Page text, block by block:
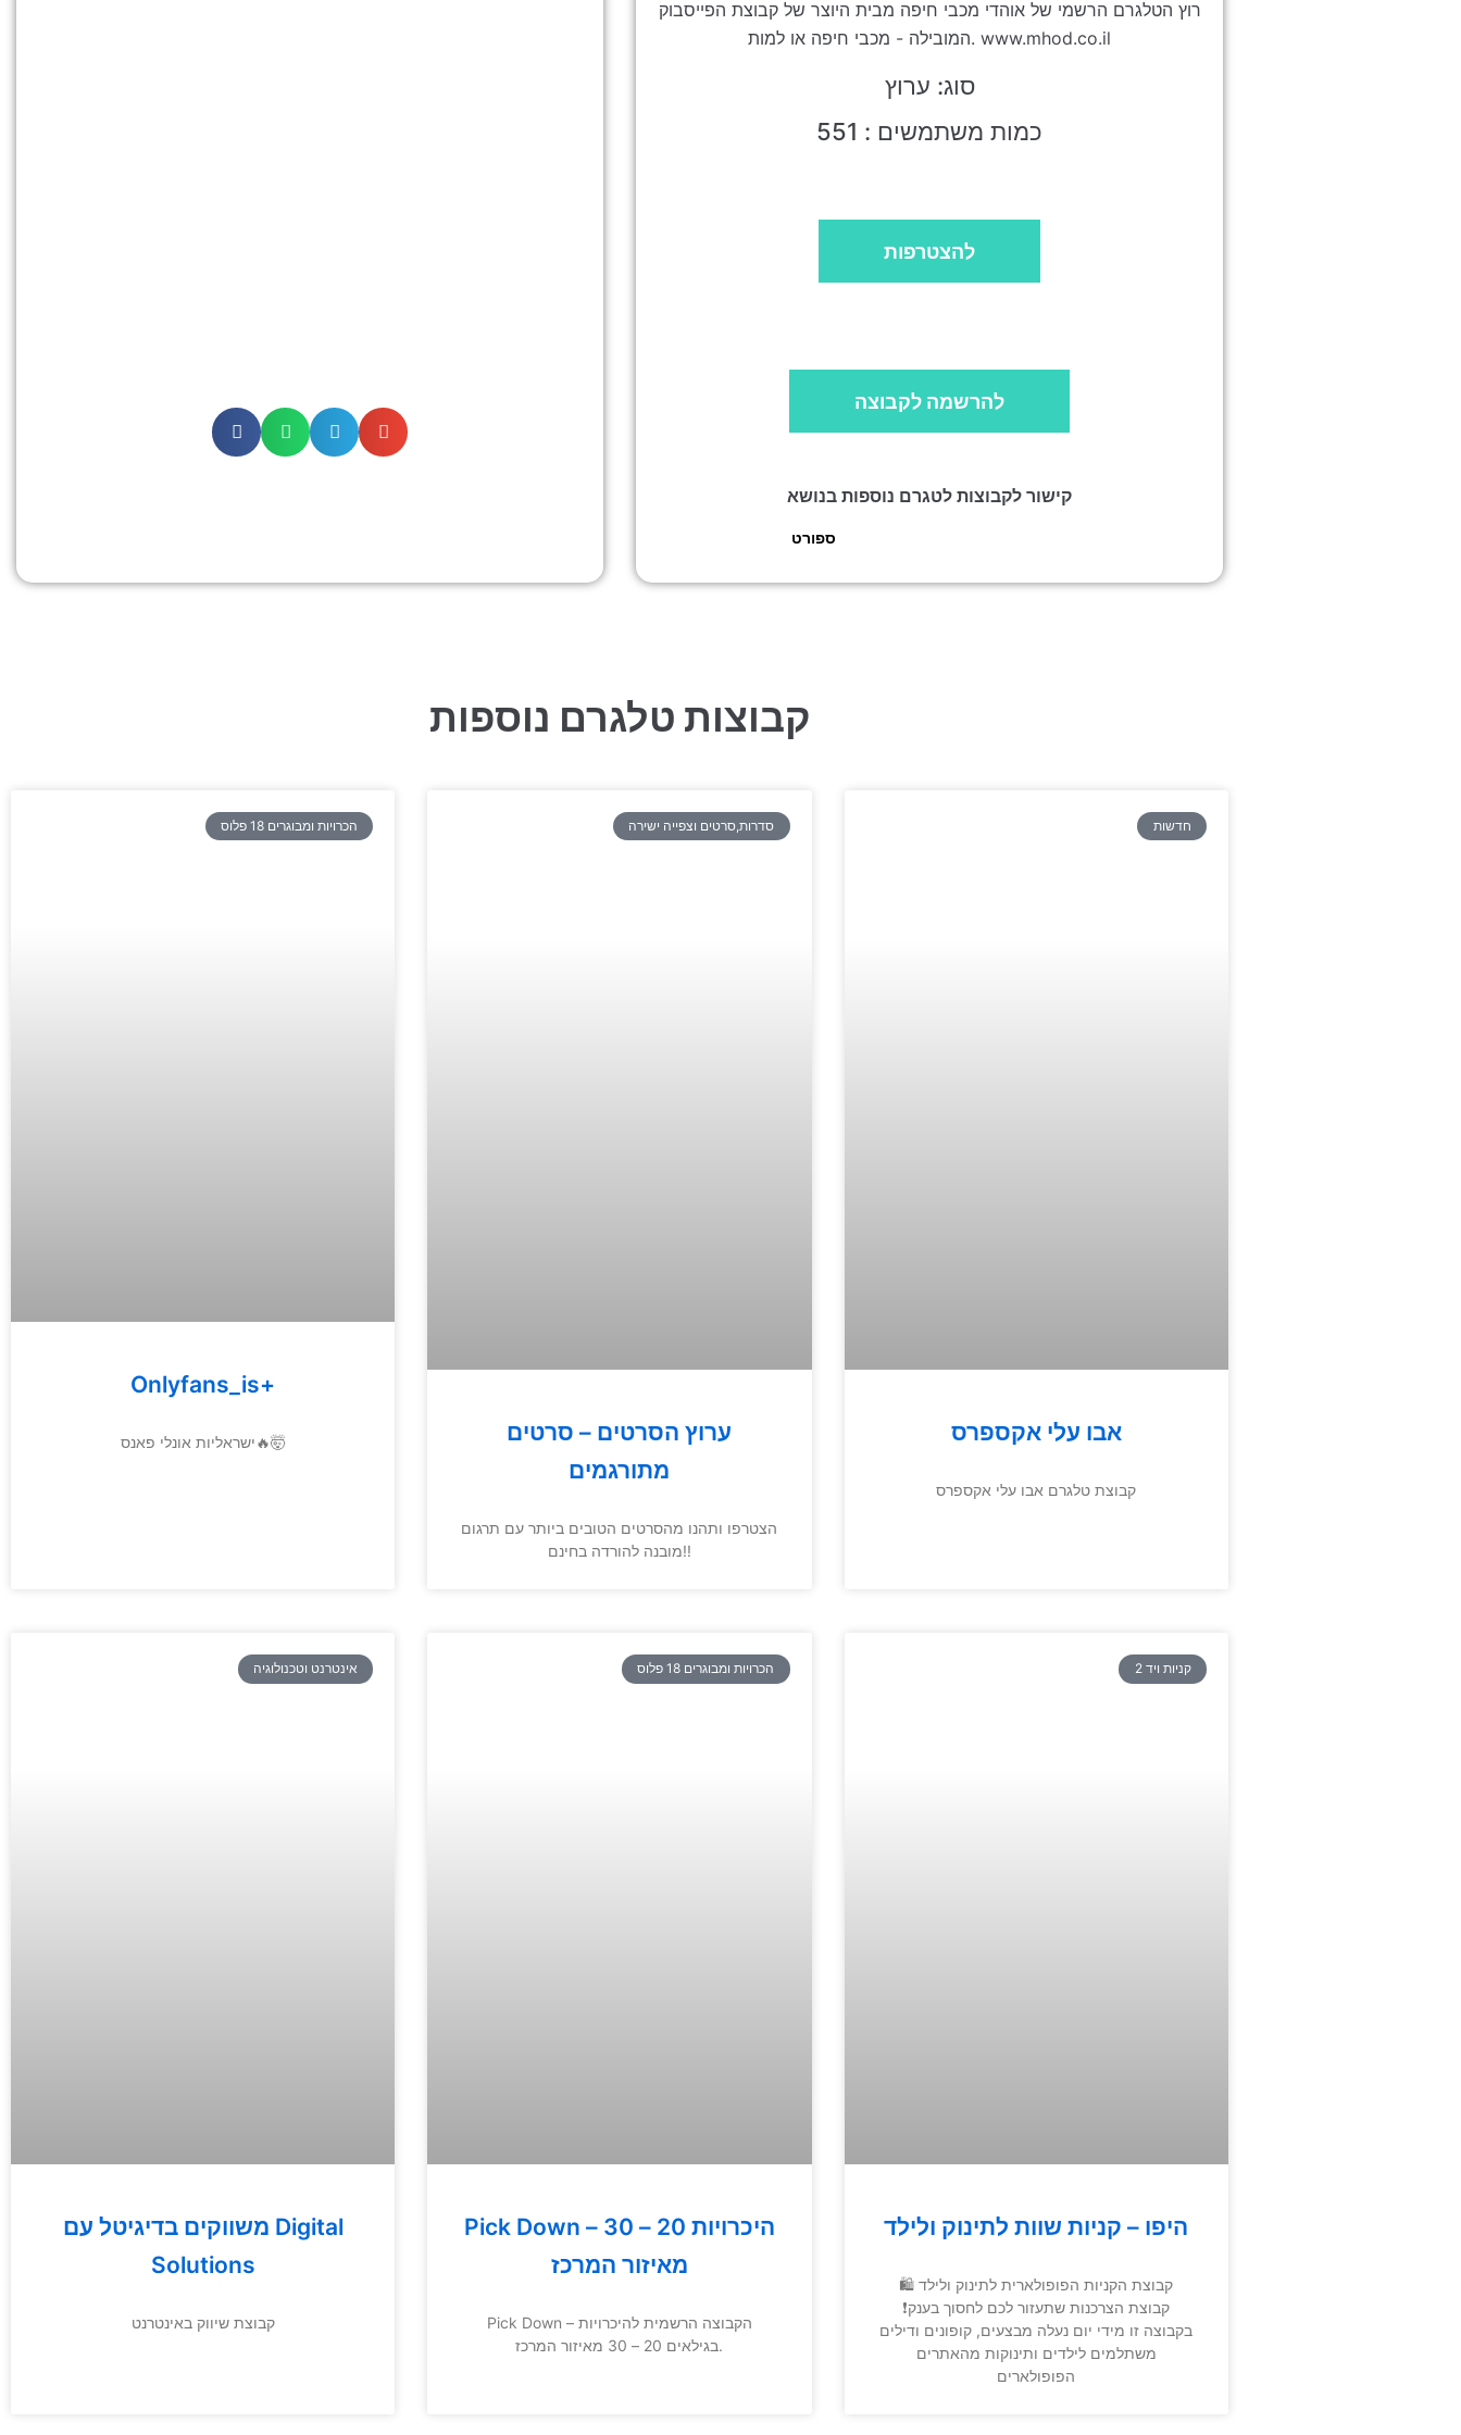
רוץ הטלגרם הרשמי של אוהדי מכבי חיפה מבית היוצר של קבוצת הפייסבוק
המובילה - מכבי חיפה או למות. www.mhod.co.il
סוג: ערוץ
כמות משתמשים : 551
להצטרפות
להרשמה לקבוצה
קישור לקבוצות לטגרם נוספות בנושא
ספורט
קבוצות טלגרם נוספות
הכרויות ומבוגרים 18 פלוס
Onlyfans_is+
ישראליות אונלי פאנס🔥🤯
סדרות,סרטים וצפייה ישירה
ערוץ הסרטים – סרטים
מתורגמים
הצטרפו ותהנו מהסרטים הטובים ביותר עם תרגום
מובנה להורדה בחינם!!
חדשות
אבו עלי אקספרס
קבוצת טלגרם אבו עלי אקספרס
אינטרנט וטכנולוגיה
משווקים בדיגיטל עם Digital
Solutions
קבוצת שיווק באינטרנט
הכרויות ומבוגרים 18 פלוס
Pick Down – היכרויות 20 – 30
מאיזור המרכז
Pick Down – הקבוצה הרשמית להיכרויות
בגילאים 20 – 30 מאיזור המרכז.
קניות ויד 2
היפו – קניות שוות לתינוק ולילד
קבוצת הקניות הפופולארית לתינוק ולילד 🛍
קבוצת הצרכנות שתעזור לכם לחסוך בענק❗️
בקבוצה זו מידי יום נעלה מבצעים, קופונים ודילים
משתלמים לילדים ותינוקות מהאתרים
הפופולארים